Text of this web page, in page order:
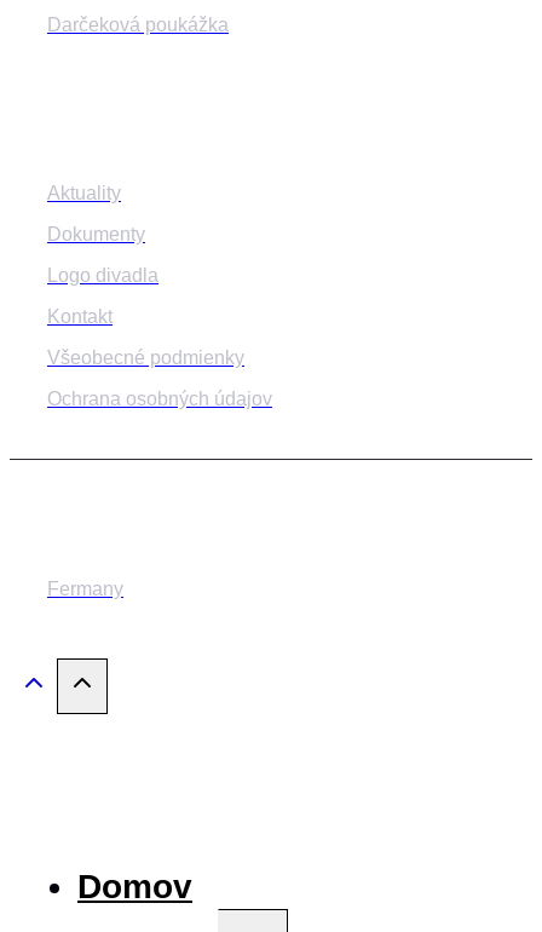
Darčeková poukážka
Aktuality
Dokumenty
Logo divadla
Kontakt
Všeobecné podmienky
Ochrana osobných údajov
Fermany
Domov